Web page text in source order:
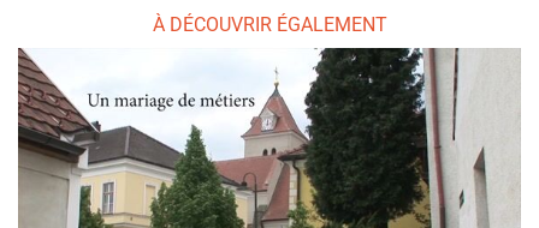
À DÉCOUVRIR ÉGALEMENT